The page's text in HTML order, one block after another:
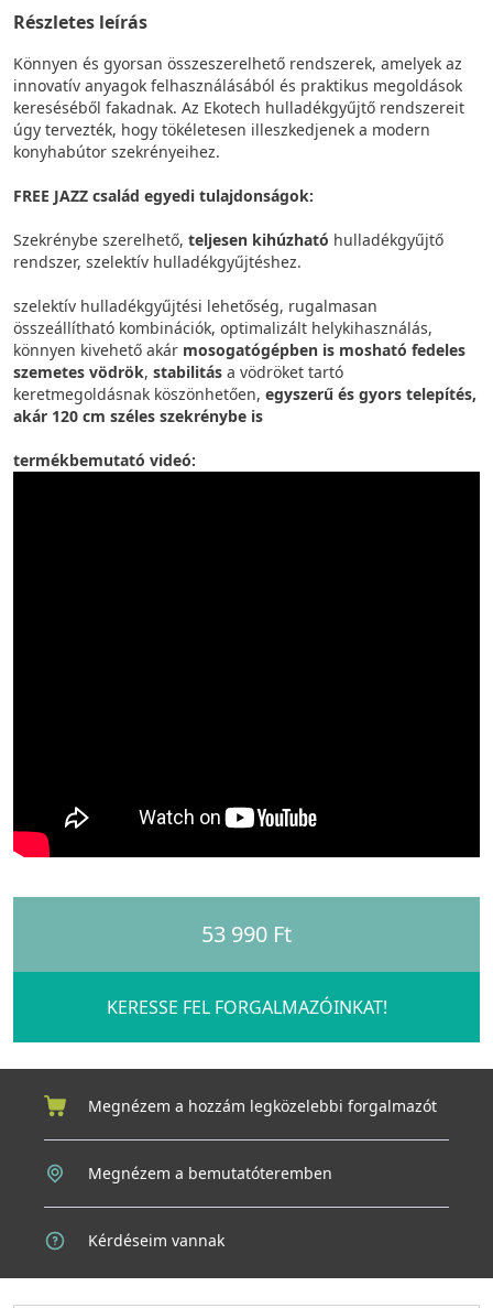
Részletes leírás
Könnyen és gyorsan összeszerelhető rendszerek, amelyek az
innovatív anyagok felhasználásából és praktikus megoldások
kereséséből fakadnak. Az Ekotech hulladékgyűjtő rendszereit
úgy tervezték, hogy tökéletesen illeszkedjenek a modern
konyhabútor szekrényeihez.
FREE JAZZ család egyedi tulajdonságok:
Szekrénybe szerelhető, teljesen kihúzható hulladékgyűjtő
rendszer, szelektív hulladékgyűjtéshez.
szelektív hulladékgyűjtési lehetőség, rugalmasan
összeállítható kombinációk, optimalizált helykihasználás,
könnyen kivehető akár mosogatógépben is mosható fedeles
szemetes vödrök, stabilitás a vödröket tartó
keretmegoldásnak köszönhetően, egyszerű és gyors telepítés,
akár 120 cm széles szekrénybe is
termékbemutató videó:
53 990 Ft
KERESSE FEL FORGALMAZÓINKAT!
Megnézem a hozzám legközelebbi forgalmazót
Megnézem a bemutatóteremben
Kérdéseim vannak